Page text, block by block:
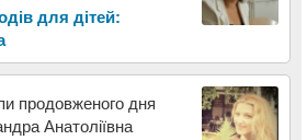
для дітей:
продовженого дня
Анатоліївна